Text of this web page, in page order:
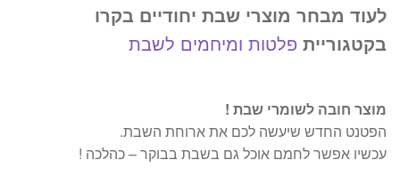
לעוד מבחר מוצרי שבת יחודיים בקרו
בקטגוריית פלטות ומיחמים לשבת
מוצר חובה לשומרי שבת !
הפטנט החדש שיעשה לכם את ארוחת השבת.
עכשיו אפשר לחמם אוכל גם בשבת בבוקר – כהלכה !